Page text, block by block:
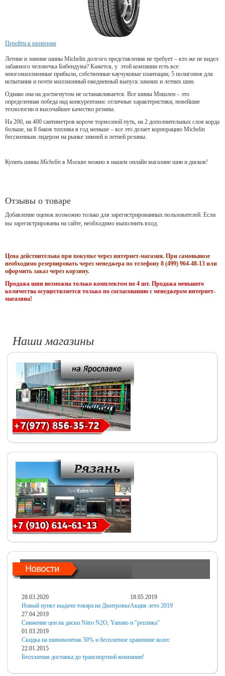
Перейти к размерам
Летние и зимние шины Michelin долгого представления не требует – кто же не видел
забавного человечка Бибендума? Кажется, у этой компании есть все:
многомиллионные прибыли, собственные каучуковые плантации, 5 полигонов для
испытания и почти миллионный ежедневный выпуск зимних и летних шин.
Однако она на достигнутом не останавливается. Все шины Мишлен – это
определенная победа над конкурентами: отличные характеристики, новейшие
технологии и высочайшее качество резины.
На 200, на 400 сантиметров короче тормозной путь, на 2 дополнительных слоя корда
больше, на 8 баков топлива в год меньше – все это делает корпорацию Michelin
бессменным лидером на рынке зимней и летней резины.
Купить шины Michelin в Москве можно в нашем онлайн магазине шин и дисков!
Отзывы о товаре
Добавление оценок возможно только для зарегистрированных пользователей. Если
вы зарегистрированы на сайте, необходимо выполнить вход.
Цена действительна при покупке через интернет-магазин. При самовывозе
необходимо резервировать через менеджера по телефону 8 (499) 964-48-13 или
оформить заказ через корзину.
Продажа шин возможна только комплектом по 4 шт. Продажа меньшего
количества осуществляется только по согласованию с менеджером интернет-
магазина!
Наши магазины
28.03.2020
Новый пункт выдачи товара на Дмитровке
18.05.2019
Акция лето 2019
27.04.2019
Снижение цен на диски Nitro N2O, Yamato и "реплика"
01.03.2019
Скидка на шиномонтаж 50% и бесплатное хранениие колес
22.01.2015
Бесплатная доставка до транспортной компании!